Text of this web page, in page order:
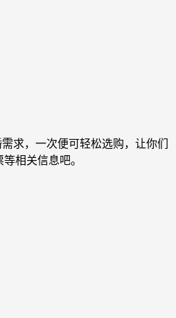
求，一次便可轻松选购，让你们
相关信息吧。